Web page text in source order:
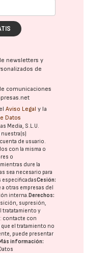
newsletters y
de
comunicaciones
Aviso Legal y la
Datos
Media, S.L.U.
de usuario.
con la misma o
o
mientras dure la
sea necesario para
especificadasCesión:
a otras empresas del
interna.Derechos:
supresión,
tratatamiento y
contacte con
el tratamiento no
puede presentar
información: